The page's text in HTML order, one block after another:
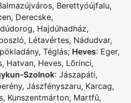
, Berettyóújfalu,
, Derecske,
, Hajdúhadház,
, Létavértes, Nádudvar,
, Téglás; Heves: Eger,
, Hatvan, Heves, Lõrinci,
Szolnok: Jászapáti,
, Jászfényszaru, Karcag,
, Kunszentmárton, Martfû,